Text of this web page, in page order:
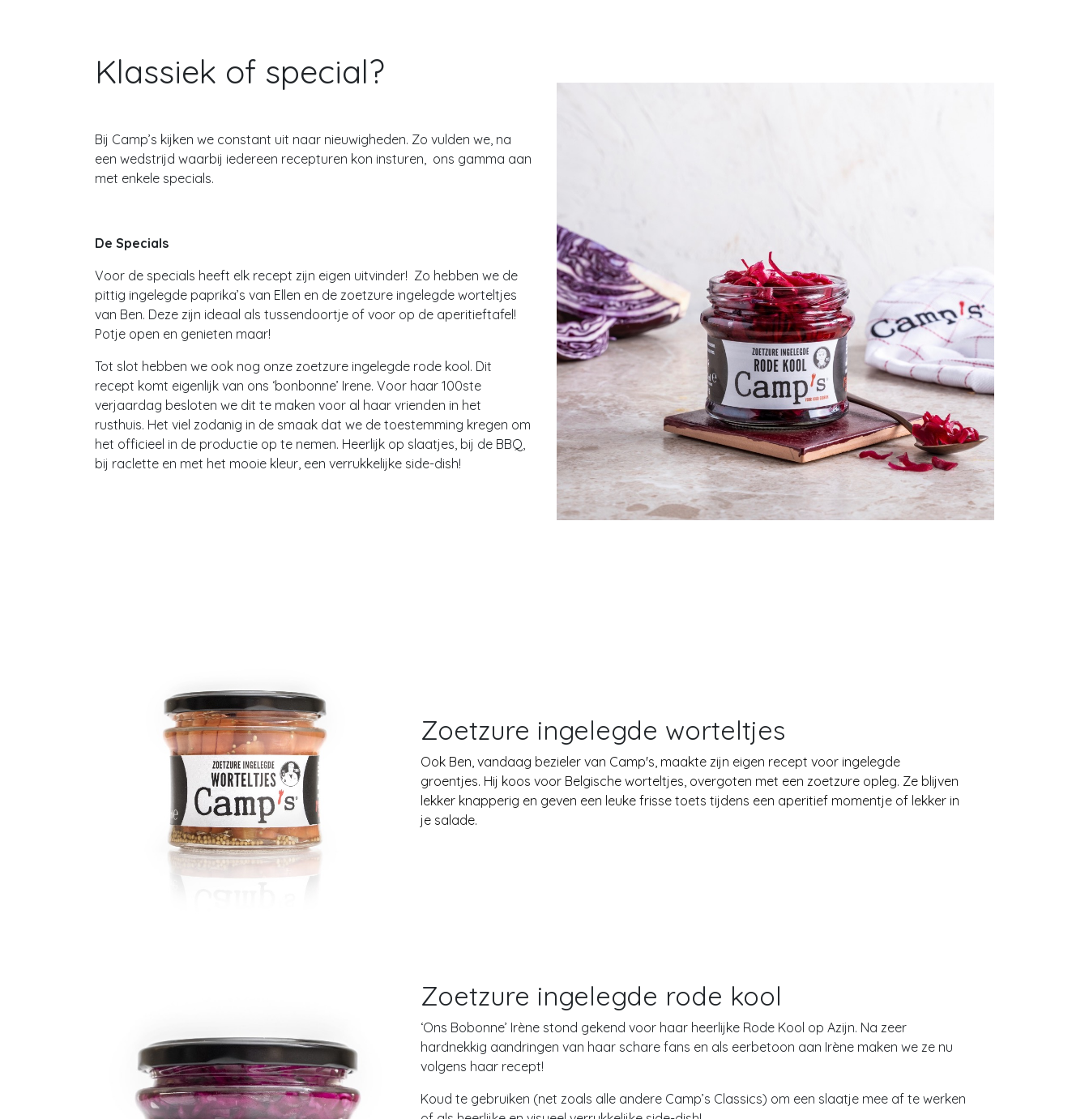
Klassiek of special?
Bij Camp’s kijken we constant uit naar nieuwigheden. Zo vulden we, na
een wedstrijd waarbij iedereen recepturen kon insturen, ons gamma aan
met enkele specials.
De Specials
Voor de specials heeft elk recept zijn eigen uitvinder! Zo hebben we de
pittig ingelegde paprika’s van Ellen en de zoetzure ingelegde worteltjes
van Ben. Deze zijn ideaal als tussendoortje of voor op de aperitieftafel!
Potje open en genieten maar!
Tot slot hebben we ook nog onze zoetzure ingelegde rode kool. Dit
recept komt eigenlijk van ons ‘bonbonne’ Irene. Voor haar 100ste
verjaardag besloten we dit te maken voor al haar vrienden in het
rusthuis. Het viel zodanig in de smaak dat we de toestemming kregen om
het officieel in de productie op te nemen. Heerlijk op slaatjes, bij de BBQ,
bij raclette en met het mooie kleur, een verrukkelijke side-dish!
Zoetzure ingelegde worteltjes
Ook Ben, vandaag bezieler van Camp's, maakte zijn eigen recept voor ingelegde
groentjes. Hij koos voor Belgische worteltjes, overgoten met een zoetzure opleg. Ze blijven
lekker knapperig en geven een leuke frisse toets tijdens een aperitief momentje of lekker in
je salade.
Zoetzure ingelegde rode kool
‘Ons Bobonne’ Irène stond gekend voor haar heerlijke Rode Kool op Azijn. Na zeer
hardnekkig aandringen van haar schare fans en als eerbetoon aan Irène maken we ze nu
volgens haar recept!
Koud te gebruiken (net zoals alle andere Camp’s Classics) om een slaatje mee af te werken